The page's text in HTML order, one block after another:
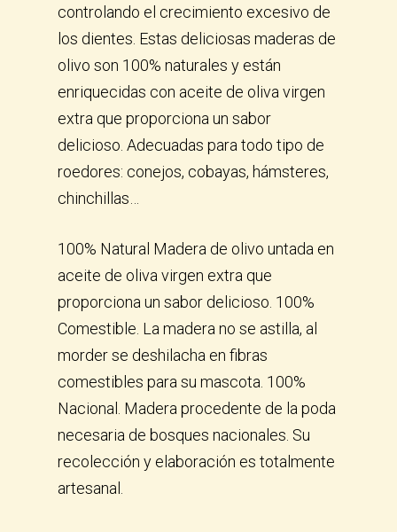
controlando el crecimiento excesivo de
los dientes. Estas deliciosas maderas de
olivo son 100% naturales y están
enriquecidas con aceite de oliva virgen
extra que proporciona un sabor
delicioso. Adecuadas para todo tipo de
roedores: conejos, cobayas, hámsteres,
chinchillas…
100% Natural Madera de olivo untada en
aceite de oliva virgen extra que
proporciona un sabor delicioso. 100%
Comestible. La madera no se astilla, al
morder se deshilacha en fibras
comestibles para su mascota. 100%
Nacional. Madera procedente de la poda
necesaria de bosques nacionales. Su
recolección y elaboración es totalmente
artesanal.